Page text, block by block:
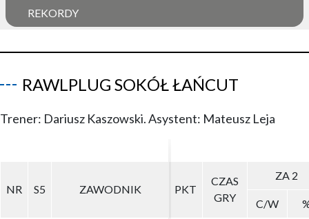
REKORDY
RAWLPLUG SOKÓŁ ŁAŃCUT
Trener: Dariusz Kaszowski. Asystent: Mateusz Leja
NR S5 ZAWODNIK PKT
CZAS
GRY
ZA 2
C/W
NR S5 ZAWODNIK PKT
CZAS
GRY
ZA 2
C/W